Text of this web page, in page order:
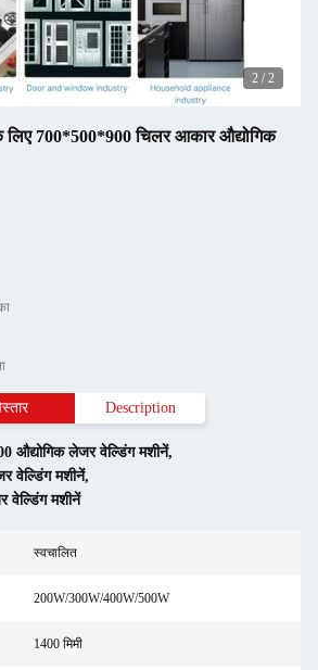
2 / 2
लिए 700*500*900 चिलर आकार औद्योगिक
Description
औद्योगिक लेजर वेल्डिंग मशीनें,
वेल्डिंग मशीनें,
वेल्डिंग मशीनें
स्वचालित
200W/300W/400W/500W
1400 मिमी